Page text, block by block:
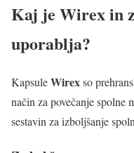
Kaj je Wirexin
uporablja?
KapsuleWirexso
način za povečanje spolne
sestavin za izboljšanje